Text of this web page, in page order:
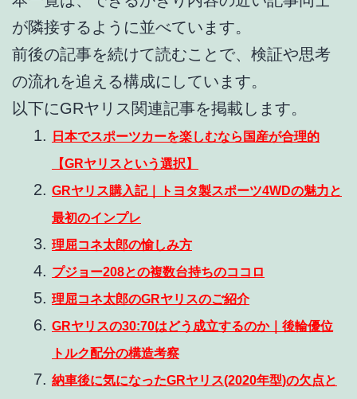
が隣接するように並べています。
前後の記事を続けて読むことで、検証や思考
の流れを追える構成にしています。
以下にGRヤリス関連記事を掲載します。
日本でスポーツカーを楽しむなら国産が合理的
【GRヤリスという選択】
GRヤリス購入記｜トヨタ製スポーツ4WDの魅力と
最初のインプレ
理屈コネ太郎の愉しみ方
プジョー208との複数台持ちのココロ
理屈コネ太郎のGRヤリスのご紹介
GRヤリスの30:70はどう成立するのか｜後輪優位
トルク配分の構造考察
納車後に気になったGRヤリス(2020年型)の欠点と